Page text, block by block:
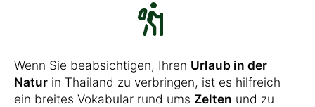
Wenn Sie beabsichtigen, Ihren Urlaub in der
Natur in Thailand zu verbringen, ist es hilfreich
ein breites Vokabular rund ums Zelten und zu